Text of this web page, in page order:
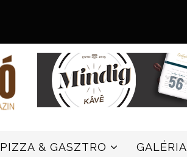
PIZZA & GASZTRO GALÉRIA